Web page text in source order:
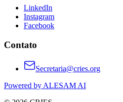
LinkedIn
Instagram
Facebook
Contato
Secretaria@cries.org
Powered by ALESAM AI